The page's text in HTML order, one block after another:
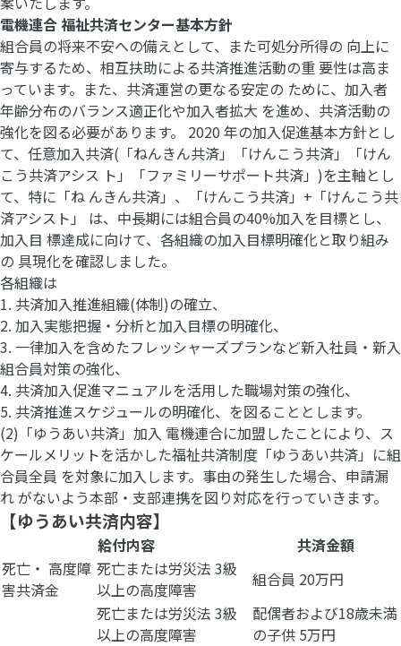
電機連合 福祉共済センター基本方針
組合員の将来不安への備えとして、また可処分所得の 向上に
寄与するため、相互扶助による共済推進活動の重 要性は高ま
っています。また、共済運営の更なる安定の ために、加入者
年齢分布のバランス適正化や加入者拡大 を進め、共済活動の
強化を図る必要があります。 2020 年の加入促進基本方針とし
て、任意加入共済(「ねんきん共済」「けんこう共済」「けん
こう共済アシス ト」「ファミリーサポート共済」)を主軸とし
て、特に「ね んきん共済」、「けんこう共済」+「けんこう共
済アシスト」 は、中長期には組合員の40%加入を目標とし、
加入目 標達成に向けて、各組織の加入目標明確化と取り組み
の 具現化を確認しました。
各組織は
1. 共済加入推進組織(体制)の確立、
2. 加入実態把握・分析と加入目標の明確化、
3. 一律加入を含めたフレッシャーズプランなど新入社員・新入
組合員対策の強化、
4. 共済加入促進マニュアルを活用した職場対策の強化、
5. 共済推進スケジュールの明確化、を図ることとします。
(2)「ゆうあい共済」加入 電機連合に加盟したことにより、ス
ケールメリットを活かした福祉共済制度「ゆうあい共済」に組
合員全員 を対象に加入します。事由の発生した場合、申請漏
れ がないよう本部・支部連携を図り対応を行っていきます。
【ゆうあい共済内容】
給付内容
共済金額
死亡・ 高度障
害共済金
死亡または労災法 3級
以上の高度障害
組合員 20万円
死亡または労災法 3級
以上の高度障害
配偶者および18歳未満
の子供 5万円